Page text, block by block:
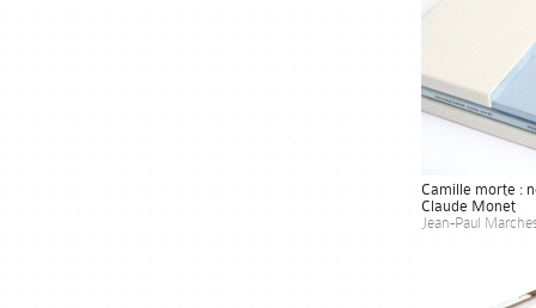
Camille morte :
Claude Monet
Jean-Paul